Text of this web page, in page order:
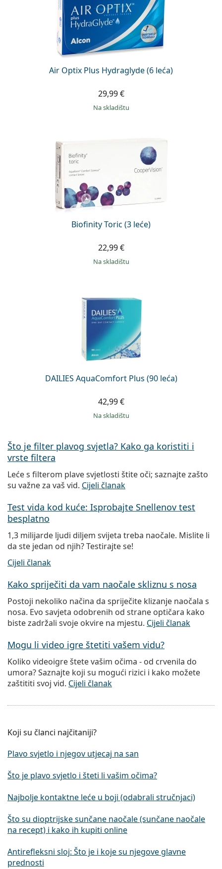
Air Optix Plus Hydraglyde (6 leća)
29,99 €
na skladištu
Biofinity Toric (3 leće)
22,99 €
na skladištu
DAILIES AquaComfort Plus (90 leća)
42,99 €
na skladištu
Što je filter plavog svjetla? Kako ga koristiti i
vrste filtera
Leće s filterom plave svjetlosti štite oči; saznajte zašto
su važne za vaš vid. Cijeli članak
Test vida kod kuće: Isprobajte Snellenov test
besplatno
1,3 milijarde ljudi diljem svijeta treba naočale. Mislite li
da ste jedan od njih? Testirajte se!
Cijeli članak
Kako spriječiti da vam naočale skliznu s nosa
Postoji nekoliko načina da spriječite klizanje naočala s
nosa. Evo savjeta odobrenih od strane optičara kako
biste zadržali svoje okvire na mjestu. Cijeli članak
Mogu li video igre štetiti vašem vidu?
Koliko videoigre štete vašim očima - od crvenila do
umora? Saznajte koji su mogući rizici i kako možete
zaštititi svoj vid. Cijeli članak
Koji su članci najčitaniji?
Plavo svjetlo i njegov utjecaj na san
Što je plavo svjetlo i šteti li vašim očima?
Najbolje kontaktne leće u boji (odabrali stručnjaci)
Što su dioptrijske sunčane naočale (sunčane naočale
na recept) i kako ih kupiti online
Antirefleksni sloj: Što je i koje su njegove glavne
prednosti